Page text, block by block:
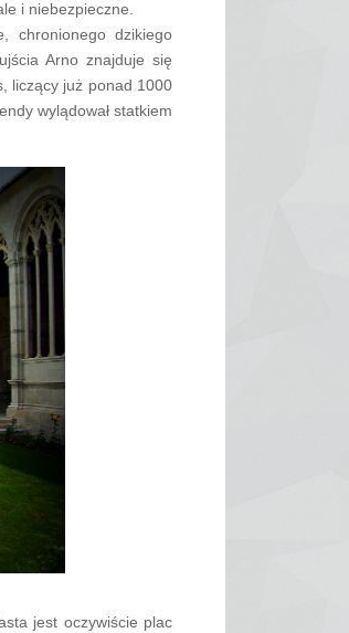
i niebezpieczne.
chronionego dzikiego
Arno znajduje się
liczący już ponad 1000
wylądował statkiem
jest oczywiście plac